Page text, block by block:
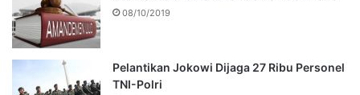
08/10/2019
Pelantikan Jokowi Dijaga 27 Ribu Personel
TNI-Polri